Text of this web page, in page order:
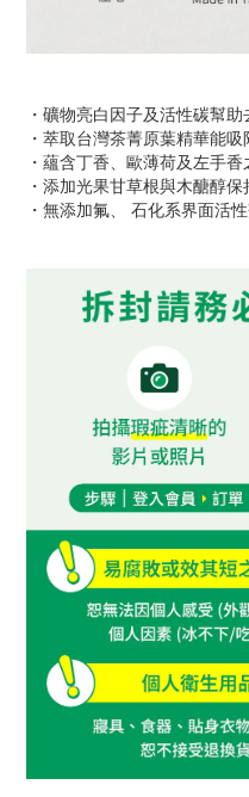
・礦物亮白因子及活性碳幫
・萃取台灣茶菁原葉精華能
・蘊含丁香、歐薄荷及左手
・添加光果甘草根與木醣醇
・無添加氟、 石化系界面活